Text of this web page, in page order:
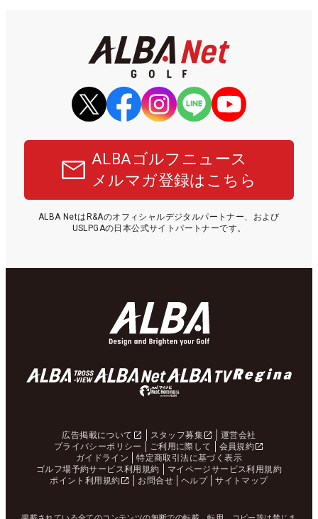
ALBAゴルフニュース
メルマガ登録はこちら
ALBA NetはR&Aのオフィシャルデジタルパートナー、および
USLPGAの日本公式サイトパートナーです。
広告掲載について スタッフ募集
運営会社
プライバシーポリシー
ご利用に際して
会員規約
ガイドライン
特定商取引法に基づく表示
ゴルフ場予約サービス利用規約
マイページサービス利用規約
ポイント利用規約
お問合せ ヘルプ サイトマップ